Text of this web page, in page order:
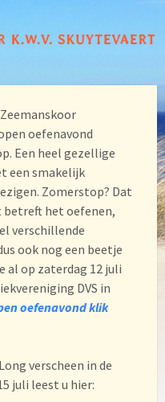
oefenavond
Een heel gezellige
een smakelijk
Zomerstop? Dat
betreft het oefenen,
verschillende
ook nog een beetje
al op zaterdag 12 juli
DVS in
oefenavond klik
verscheen in de
juli leest u hier: